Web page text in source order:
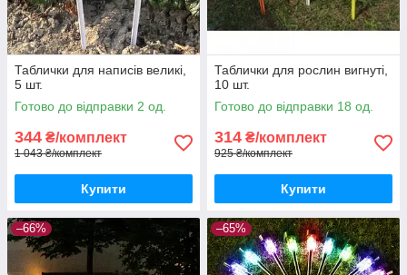
Таблички для написів великі,
5 шт.
Готово до відправки 2 од.
344 ₴/комплект
1 043 ₴/комплект
Купити
Таблички для рослин вигнуті,
10 шт.
Готово до відправки 18 од.
314 ₴/комплект
925 ₴/комплект
Купити
–66% –65%